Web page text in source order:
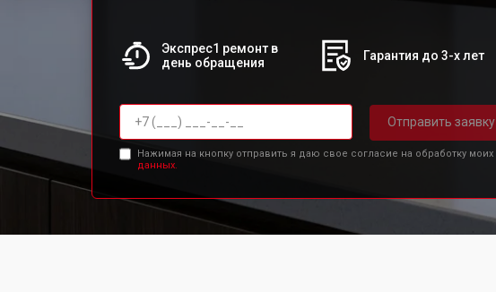
Экспрес1 ремонт в
день обращения
Гарантия до 3-х лет
Отправить заявку
Нажимая на кнопку отправить я даю свое согласие на обработку моих
данных.